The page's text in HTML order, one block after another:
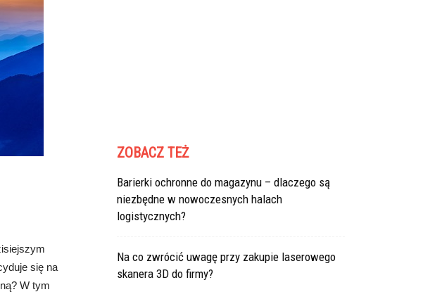
się na
W tym
ZOBACZ TEŻ
Barierki ochronne do magazynu – dlaczego są
niezbędne w nowoczesnych halach
logistycznych?
Na co zwrócić uwagę przy zakupie laserowego
skanera 3D do firmy?